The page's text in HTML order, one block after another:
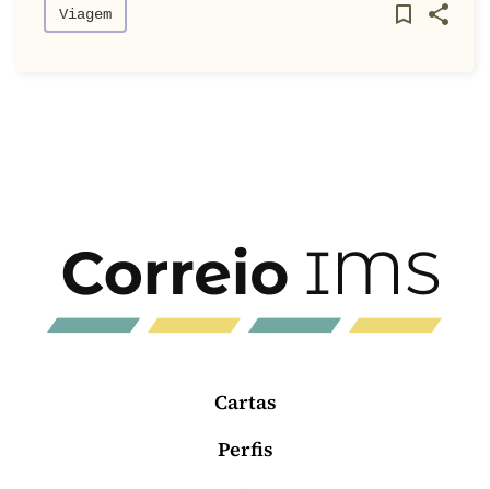
Viagem
Cartas
Perfis